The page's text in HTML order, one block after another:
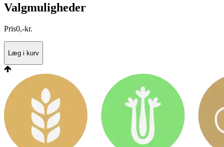
Valgmuligheder
Pris0,-kr.
Læg i kurv